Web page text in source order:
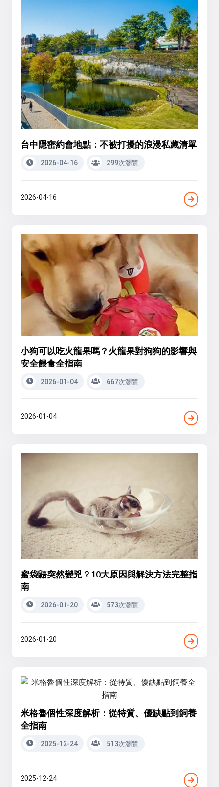
台中隱密約會地點：不被打擾的浪漫私藏清單
2026-04-16 299次瀏覽
2026-04-16
小狗可以吃火龍果嗎？火龍果對狗狗的影響與
安全餵食全指南
2026-01-04 667次瀏覽
2026-01-04
蜜袋鼯突然變兇？10大原因與解決方法完整指
南
2026-01-20 573次瀏覽
2026-01-20
米格魯個性深度解析：從特質、優缺點到飼養
全指南
2025-12-24 513次瀏覽
2025-12-24